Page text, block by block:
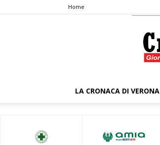
Home
LA CRONACA DI VERONA